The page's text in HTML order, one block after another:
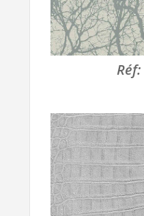
Réf: